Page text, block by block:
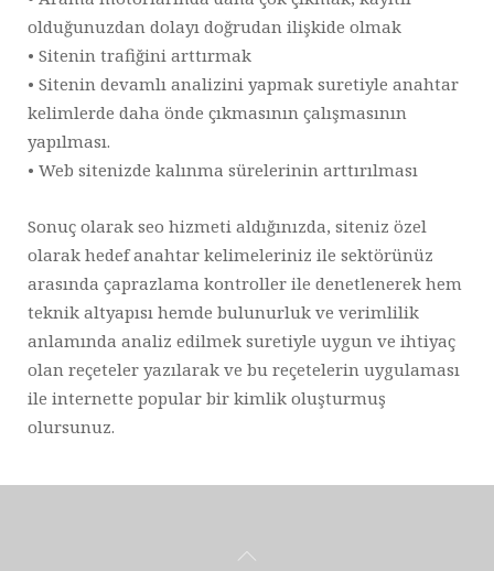
olduğunuzdan dolayı doğrudan ilişkide olmak
• Sitenin trafiğini arttırmak
• Sitenin devamlı analizini yapmak suretiyle anahtar
kelimlerde daha önde çıkmasının çalışmasının
yapılması.
• Web sitenizde kalınma sürelerinin arttırılması
Sonuç olarak seo hizmeti aldığınızda, siteniz özel
olarak hedef anahtar kelimeleriniz ile sektörünüz
arasında çaprazlama kontroller ile denetlenerek hem
teknik altyapısı hemde bulunurluk ve verimlilik
anlamında analiz edilmek suretiyle uygun ve ihtiyaç
olan reçeteler yazılarak ve bu reçetelerin uygulaması
ile internette popular bir kimlik oluşturmuş
olursunuz.